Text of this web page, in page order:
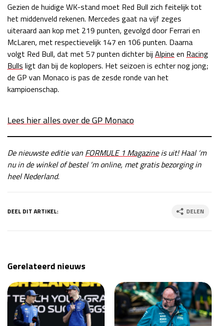
Gezien de huidige WK-stand moet Red Bull zich feitelijk tot
het middenveld rekenen. Mercedes gaat na vijf zeges
uiteraard aan kop met 219 punten, gevolgd door Ferrari en
McLaren, met respectievelijk 147 en 106 punten. Daarna
volgt Red Bull, dat met 57 punten dichter bij Alpine en Racing
Bulls ligt dan bij de koplopers. Het seizoen is echter nog jong;
de GP van Monaco is pas de zesde ronde van het
kampioenschap.
Lees hier alles over de GP Monaco
De nieuwste editie van FORMULE 1 Magazineis uit! Haal ‘m
nu in de winkel of bestel ‘m online, met gratis bezorging in
heel Nederland.
DEEL DIT ARTIKEL: DELEN
Gerelateerd nieuws